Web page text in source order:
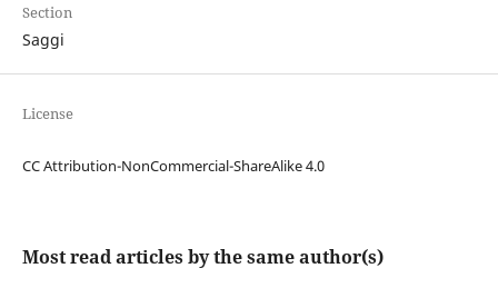
Section
Saggi
License
CC Attribution-NonCommercial-ShareAlike 4.0
Most read articles by the same author(s)